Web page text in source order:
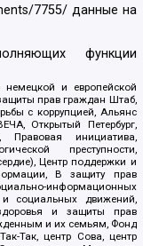
7755/ данные на
функции
немецкой и европейской
прав граждан Штаб,
с коррупцией, Альянс
Открытый Петербург,
Правовая инициатива,
преступности,
Центр поддержки и
В защиту прав
информационных
и социальных движений,
и защиты прав
и их семьям, Фонд
Так, центр Сова, центр